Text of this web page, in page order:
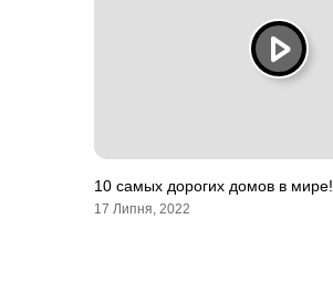
10 самых дорогих домов в мире!
17 Липня, 2022